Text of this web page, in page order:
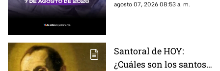
Cancún
dólar hoy en Cancún, así como
agosto 07, 2026 08:53 a. m.
Santoral de HOY:
¿Cuáles son los santos